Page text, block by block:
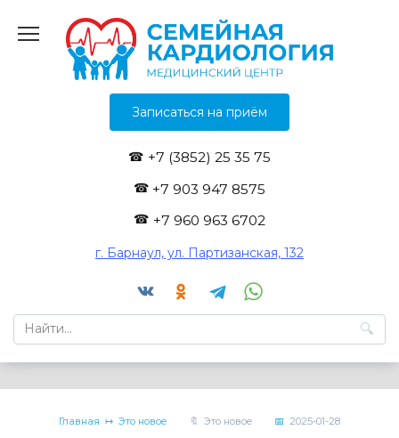
содержанию
Записаться на приём
+7 (3852) 25 35 75
+7 903 947 8575
+7 960 963 6702
г. Барнаул, ул. Партизанская, 132
Search
for:
Главная Это новое Это новое 2025-01-28